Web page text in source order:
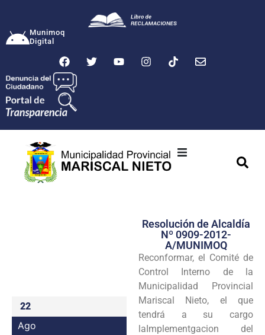
Munimoq
Digital
Transparencia
Seguridad
Programas
Intranet
22
Ago
Resolución de Alcaldía
Nº 0909-2012-
A/MUNIMOQ
Reconformar, el Comité de
Control Interno de la
Municipalidad Provincial
Mariscal Nieto, el que
tendrá a su cargo
laImplementgacion del